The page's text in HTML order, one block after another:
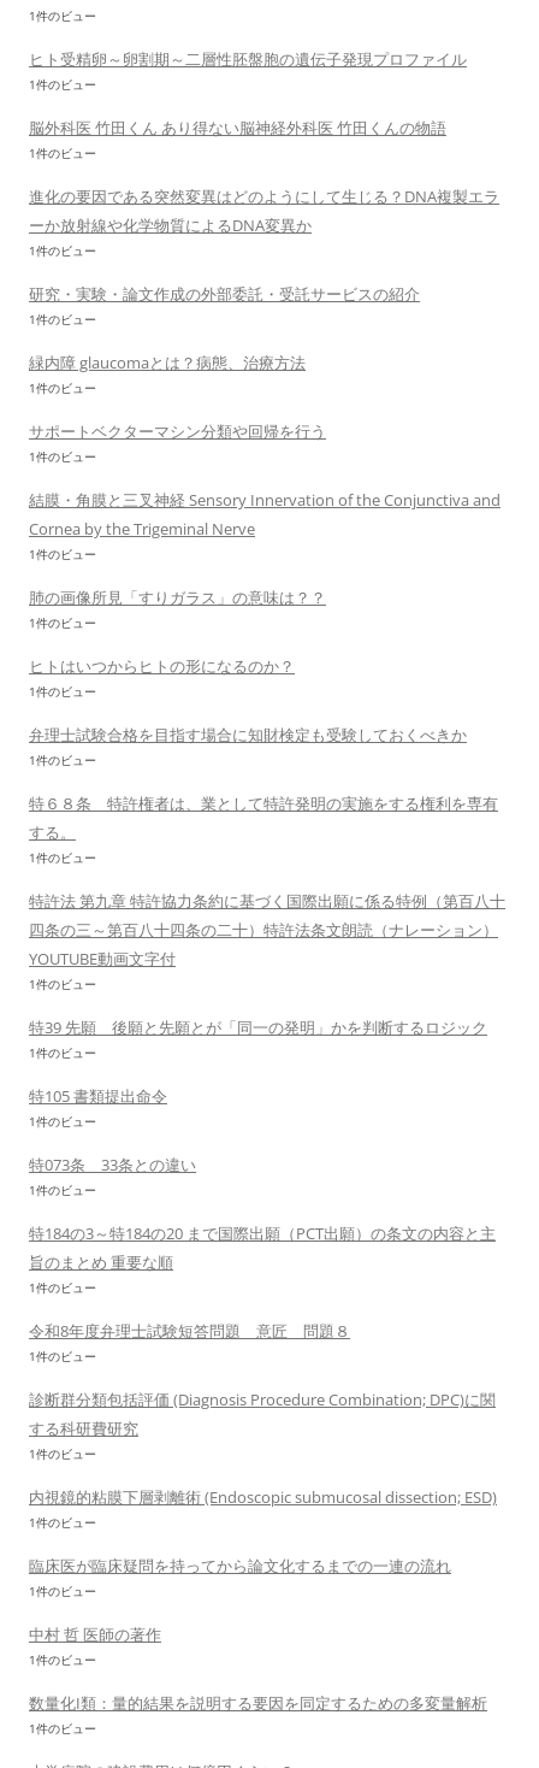
1件のビュー
ヒト受精卵～卵割期～二層性胚盤胞の遺伝子発現プロファイル
1件のビュー
脳外科医 竹田くん あり得ない脳神経外科医 竹田くんの物語
1件のビュー
進化の要因である突然変異はどのようにして生じる？DNA複製エラ
ーか放射線や化学物質によるDNA変異か
1件のビュー
研究・実験・論文作成の外部委託・受託サービスの紹介
1件のビュー
緑内障 glaucomaとは？病態、治療方法
1件のビュー
サポートベクターマシン分類や回帰を行う
1件のビュー
結膜・角膜と三叉神経 Sensory Innervation of the Conjunctiva and
Cornea by the Trigeminal Nerve
1件のビュー
肺の画像所見「すりガラス」の意味は？？
1件のビュー
ヒトはいつからヒトの形になるのか？
1件のビュー
弁理士試験合格を目指す場合に知財検定も受験しておくべきか
1件のビュー
特６８条 特許権者は、業として特許発明の実施をする権利を専有
する。
1件のビュー
特許法 第九章 特許協力条約に基づく国際出願に係る特例（第百八十
四条の三～第百八十四条の二十）特許法条文朗読（ナレーション）
YOUTUBE動画文字付
1件のビュー
特39 先願 後願と先願とが「同一の発明」かを判断するロジック
1件のビュー
特105 書類提出命令
1件のビュー
特073条 33条との違い
1件のビュー
特184の3～特184の20 まで国際出願（PCT出願）の条文の内容と主
旨のまとめ 重要な順
1件のビュー
令和8年度弁理士試験短答問題 意匠 問題８
1件のビュー
診断群分類包括評価 (Diagnosis Procedure Combination; DPC)に関
する科研費研究
1件のビュー
内視鏡的粘膜下層剥離術 (Endoscopic submucosal dissection; ESD)
1件のビュー
臨床医が臨床疑問を持ってから論文化するまでの一連の流れ
1件のビュー
中村 哲 医師の著作
1件のビュー
数量化I類：量的結果を説明する要因を同定するための多変量解析
1件のビュー